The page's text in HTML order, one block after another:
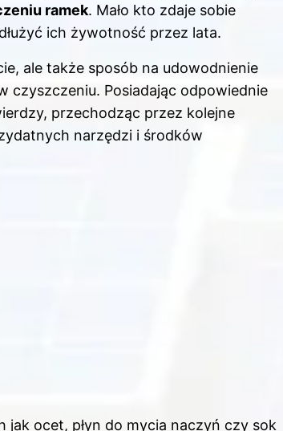
ramek. Mało kto zdaje sobie
ich żywotność przez lata.
ale także sposób na udowodnienie
czyszczeniu. Posiadając odpowiednie
przechodząc przez kolejne
narzędzi i środków
ocet, płyn do mycia naczyń czy sok